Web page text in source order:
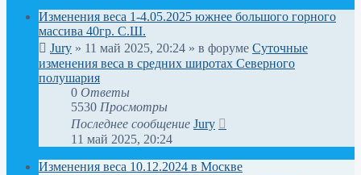
Изменения веса 1-4.05.2025 южнее большого горного
массива 40гр. С.Ш.
Jury » 11 май 2025, 20:24 » в форуме Суточные
изменения веса в средних широтах Северного
полушария
0 Ответы
5530 Просмотры
Последнее сообщение Jury
11 май 2025, 20:24
Изменения веса 10.12.2024 в Москве